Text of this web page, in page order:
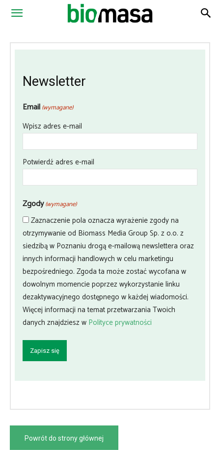
Magazyn
Newsletter
Email(wymagane)
Wpisz adres e-mail
Potwierdź adres e-mail
Zgody(wymagane)
Zaznaczenie pola oznacza wyrażenie zgody na
otrzymywanie od Biomass Media Group Sp. z o.o. z
siedzibą w Poznaniu drogą e-mailową newslettera oraz
innych informacji handlowych w celu marketingu
bezpośredniego. Zgoda ta może zostać wycofana w
dowolnym momencie poprzez wykorzystanie linku
dezaktywacyjnego dostępnego w każdej wiadomości.
Więcej informacji na temat przetwarzania Twoich
danych znajdziesz w Polityce prywatności
Powrót do strony głównej